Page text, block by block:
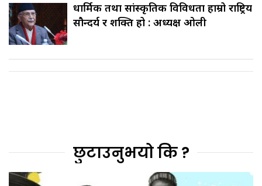
धार्मिक तथा सांस्कृतिक विविधता हाम्रो राष्ट्रिय
सौन्दर्य र शक्ति हो : अध्यक्ष ओली
छुटाउनुभयो कि ?